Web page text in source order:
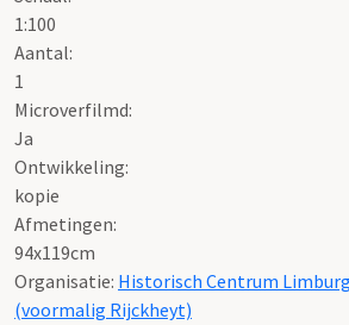
1:100
Aantal:
1
Microverfilmd:
Ja
Ontwikkeling:
kopie
Afmetingen:
94x119cm
Organisatie: Historisch Centrum
(voormalig Rijckheyt)